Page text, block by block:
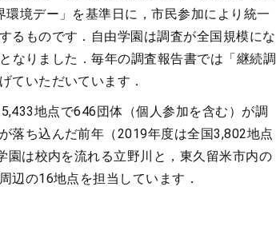
境デー」を基準日に，市民参加により統一
るものです．自由学園は調査が全国規模にな
なりました．毎年の調査報告書では「継続調
ていただいています．
地点で646団体（個人参加を含む）が調
落ち込んだ前年（2019年度は全国3,802地点
は校内を流れる立野川と，東久留米市内の
辺の16地点を担当しています．